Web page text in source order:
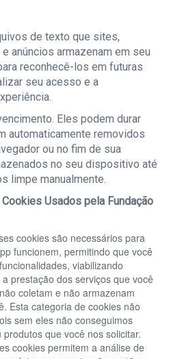
de texto que sites,
anúncios armazenam em seu
reconhecê-los em futuras
seu acesso e a
Eles podem durar
automaticamente removidos
ou no fim de sua
no seu dispositivo até
limpe manualmente.
Usados pela Fundação
cookies são necessários para
funcionem, permitindo que você
viabilizando
prestação dos serviços que você
coletam e não armazenam
Esta categoria de cookies não
sem eles não conseguimos
que você nos solicitar.
cookies permitem a análise de